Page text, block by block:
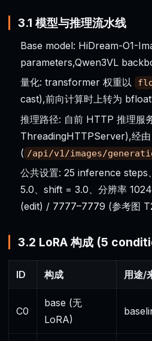
3.1 模型与推理流水线
Base model: HiDream-O1-
parameters,Qwen3VL
量化: transformer 权重以
cast),前向计算时上转为
推理路径: 自前 HTTP 推理服
ThreadingHTTPServer),经
( /api/v1/images/
公共设置: 25 inference steps
5.0、shift = 3.0、分辨率
(edit) / 7777–7779 (参考图
3.2 LoRA 构成 (5
ID 构成 用途/
C0
base (无
LoRA)